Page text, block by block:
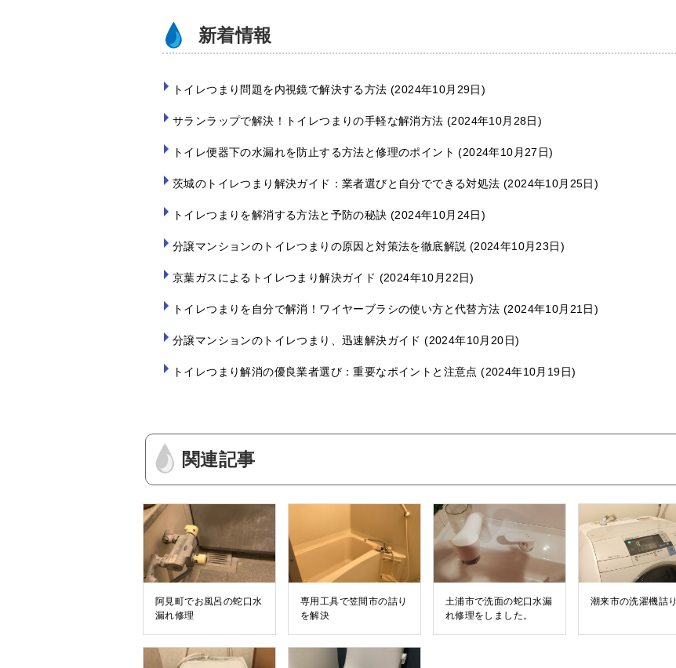
新着情報
トイレつまり問題を内視鏡で解決する方法 2024年10月29日
サランラップで解決！トイレつまりの手軽な解消方法 2024年10月28日
トイレ便器下の水漏れを防止する方法と修理のポイント 2024年10月27日
茨城のトイレつまり解決ガイド：業者選びと自分でできる対処法 2024年10月25日
トイレつまりを解消する方法と予防の秘訣 2024年10月24日
分譲マンションのトイレつまりの原因と対策法を徹底解説 2024年10月23日
京葉ガスによるトイレつまり解決ガイド 2024年10月22日
トイレつまりを自分で解消！ワイヤーブラシの使い方と代替方法 2024年10月21日
分譲マンションのトイレつまり、迅速解決ガイド 2024年10月20日
トイレつまり解消の優良業者選び：重要なポイントと注意点 2024年10月19日
関連記事
阿見町でお風呂の蛇口水
漏れ修理
専用工具で笠間市の詰り
を解決
土浦市で洗面の蛇口水漏
れ修理をしました。
潮来市の洗濯機詰り